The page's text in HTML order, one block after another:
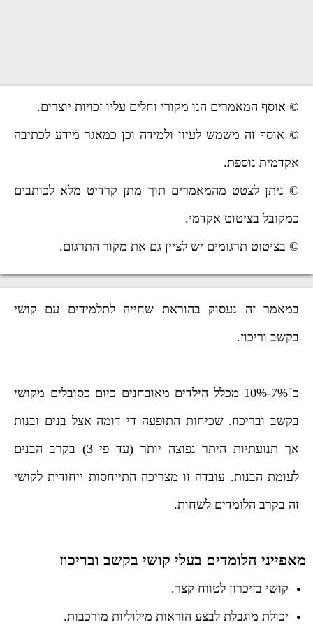
© אוסף המאמרים הנו מקורי וחלים עליו זכויות יוצרים.
© אוסף זה משמש לעיון ולמידה וכן כמאגר מידע לכתיבה
אקדמית נוספת.
© ניתן לצטט מהמאמרים תוך מתן קרדיט מלא לכותבים
כמקובל בציטוט אקדמי.
© בציטוט תרגומים יש לציין גם את מקור התרגום.
במאמר זה נעסוק בהוראת שחייה לתלמידים עם קושי
בקשב וריכוז.
כ־7%-10% מכלל הילדים מאובחנים כיום כסובלים מקושי
בקשב ובריכוז. שכיחות התופעה די דומה אצל בנים ובנות
אך תנועתיות היתר נפוצה יותר (עד פי 3) בקרב הבנים
לעומת הבנות. עובדה זו מצריכה התייחסות ייחודית לקושי
זה בקרב הלומדים לשחות.
מאפייני הלומדים בעלי קושי בקשב ובריכוז
קושי בזיכרון לטווח קצר.
יכולת מוגבלת לבצע הוראות מילוליות מורכבות.